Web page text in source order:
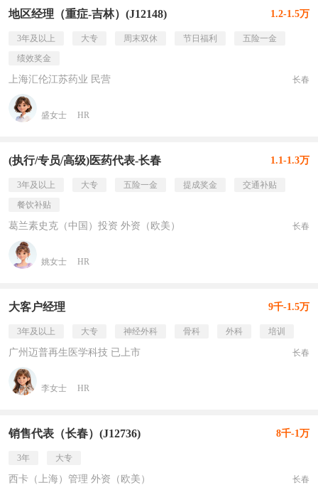
地区经理（重症-吉林）(J12148) 1.2-1.5万
3年及以上 大专 周末双休 节日福利
五险一金
绩效奖金
上海汇伦江苏药业 民营 长春
盛女士 HR
(执行/专员/高级)医药代表-长春 1.1-1.3万
3年及以上 大专 五险一金 提成奖金
交通补贴
餐饮补贴
葛兰素史克（中国）投资 外资（欧美） 长春
姚女士 HR
大客户经理 9千-1.5万
3年及以上 大专 神经外科 骨科 外科 培训
广州迈普再生医学科技 已上市 长春
李女士 HR
销售代表（长春）(J12736) 8千-1万
3年 大专
西卡（上海）管理 外资（欧美） 长春